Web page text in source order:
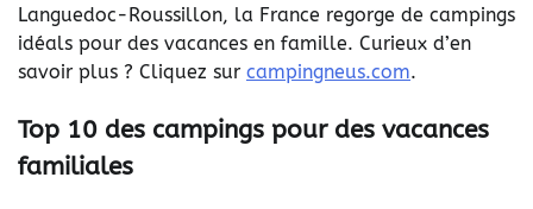
Languedoc-Roussillon, la France regorge de campings
idéals pour des vacances en famille. Curieux d’en
savoir plus ? Cliquez sur campingneus.com.
Top 10 des campings pour des vacances
familiales